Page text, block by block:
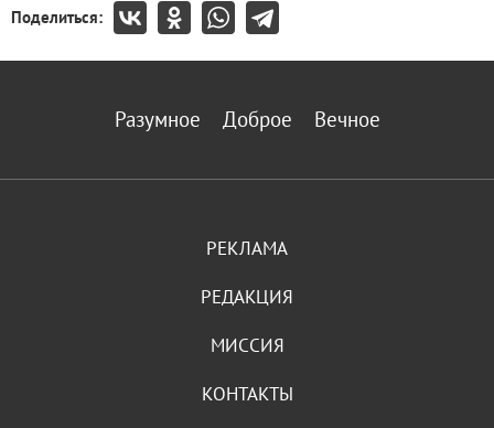
Поделиться:
Разумное Доброе Вечное
РЕКЛАМА
РЕДАКЦИЯ
МИССИЯ
КОНТАКТЫ